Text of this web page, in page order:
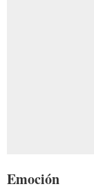
Emoción